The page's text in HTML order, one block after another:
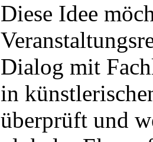
Diese Idee
Dialog mit
in
überprüft und